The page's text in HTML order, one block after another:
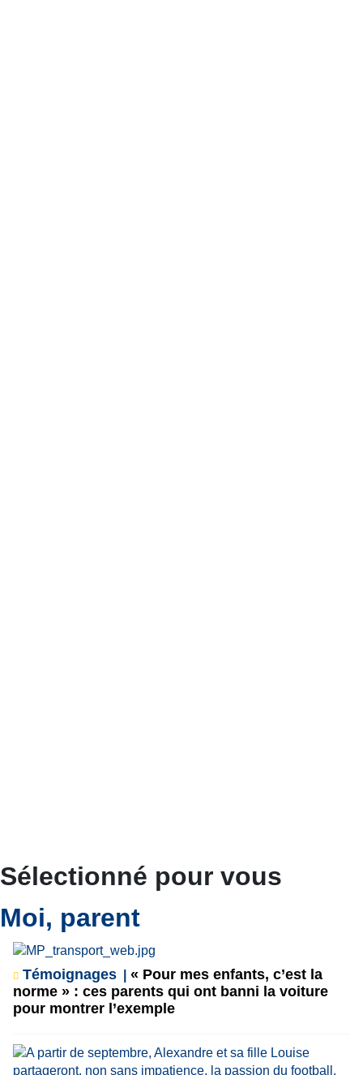
Sélectionné pour vous
Moi, parent
Témoignages
« Pour mes enfants, c’est la
norme » : ces parents qui ont banni la voiture
pour montrer l’exemple